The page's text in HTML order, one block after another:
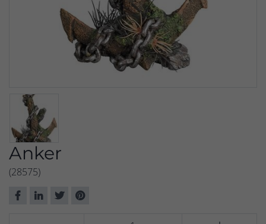
Anker
(28575)